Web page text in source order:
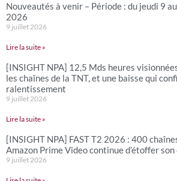
Nouveautés à venir – Période : du jeudi 9
2026
9 juillet 2026
Lire la suite »
[INSIGHT NPA] 12,5 Mds heures
les chaînes de la TNT, et une baisse qui
ralentissement
9 juillet 2026
Lire la suite »
[INSIGHT NPA] FAST T2 2026 : 400
Amazon Prime Video continue d’étoffer
9 juillet 2026